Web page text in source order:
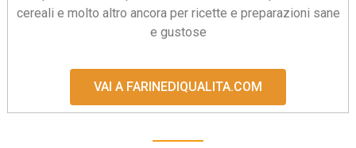
cereali e molto altro ancora per ricette e preparazioni sane
e gustose
VAI A FARINEDIQUALITA.COM